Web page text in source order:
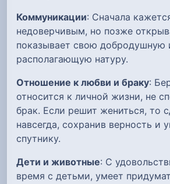
Коммуникации: Сначала
недоверчивым, но позже
показывает свою добродушную
располагающую натуру.
Отношение к любви и браку:
относится к личной жизни, не
брак. Если решит жениться, то
навсегда, сохранив верность и
спутнику.
Дети и животные: С
время с детьми, умеет